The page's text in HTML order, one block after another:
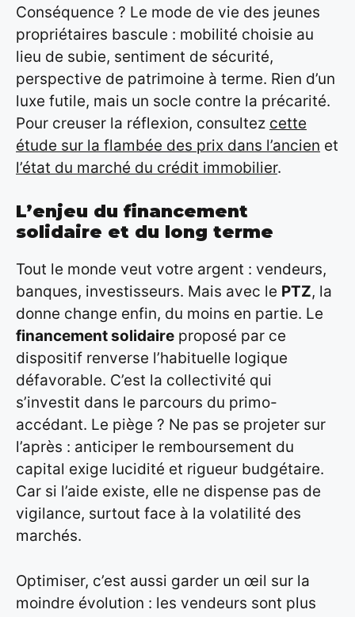
Conséquence ? Le mode de vie des jeunes
propriétaires bascule : mobilité choisie au
lieu de subie, sentiment de sécurité,
perspective de patrimoine à terme. Rien d’un
luxe futile, mais un socle contre la précarité.
Pour creuser la réflexion, consultez cette
étude sur la flambée des prix dans l’ancien et
l’état du marché du crédit immobilier.
L’enjeu du financement
solidaire et du long terme
Tout le monde veut votre argent : vendeurs,
banques, investisseurs. Mais avec le PTZ, la
donne change enfin, du moins en partie. Le
financement solidaire proposé par ce
dispositif renverse l’habituelle logique
défavorable. C’est la collectivité qui
s’investit dans le parcours du primo-
accédant. Le piège ? Ne pas se projeter sur
l’après : anticiper le remboursement du
capital exige lucidité et rigueur budgétaire.
Car si l’aide existe, elle ne dispense pas de
vigilance, surtout face à la volatilité des
marchés.
Optimiser, c’est aussi garder un œil sur la
moindre évolution : les vendeurs sont plus